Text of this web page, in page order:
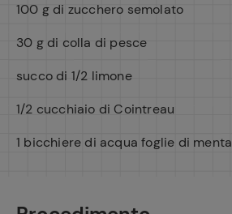
100 g di zucchero semolato
30 g di colla di pesce
succo di 1/2 limone
1/2 cucchiaio di Cointreau
1 bicchiere di acqua foglie di menta